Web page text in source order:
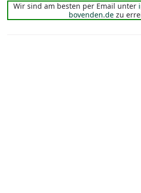
Wir sind am besten per Email unter
bovenden.dezu